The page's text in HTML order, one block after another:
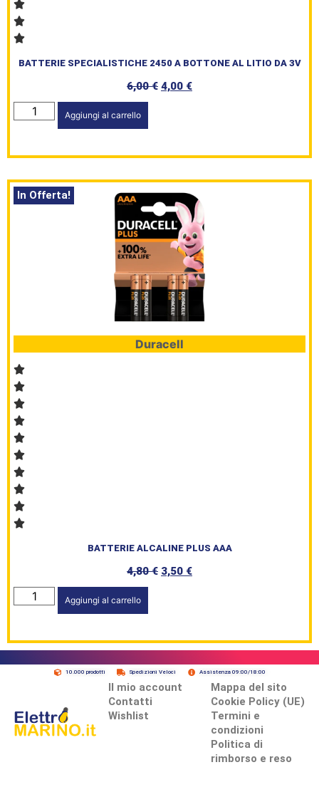
BATTERIE SPECIALISTICHE 2450 A BOTTONE AL LITIO DA 3V
6,00€ 4,00 €
Aggiungi al carrello
In Offerta!
Duracell
BATTERIE ALCALINE PLUS AAA
4,80€ 3,50 €
Aggiungi al carrello
10.000 prodotti Spedizioni Veloci Assistenza 09:00/18:00
Il mio account
Contatti
Wishlist
Mappa del sito
Cookie Policy (UE)
Termini e
condizioni
Politica di
rimborso e reso